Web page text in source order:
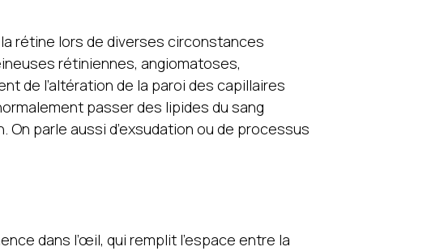
rétine lors de diverses circonstances
rétiniennes, angiomatoses,
de l’altération de la paroi des capillaires
passer des lipides du sang
parle aussi d’exsudation ou de processus
dans l’œil, qui remplit l’espace entre la